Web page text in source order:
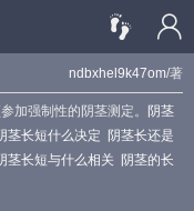
ndbxhel9k47om/著
加强制性的阴茎测定。
阴茎
茎长短什么决定
阴茎长还是
茎长短与什么相关
阴茎的长